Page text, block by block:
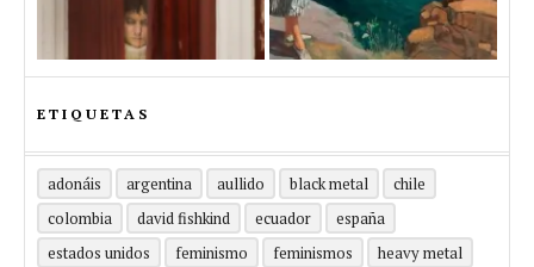
ETIQUETAS
adonáis argentina aullido black metal
chile
colombia
david fishkind ecuador
españa
estados unidos
feminismo feminismos
heavy metal